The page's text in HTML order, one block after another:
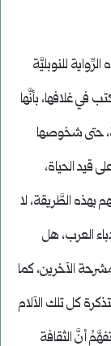
للنوبليَّة
في غلافها، بأنَّها
حتى شخوصها
قيد الحياة،
بهذه الطَّريقة، لا
العرب، هل
الآخرين، كما
كل تلك الآلام
أنَّ الثقافة